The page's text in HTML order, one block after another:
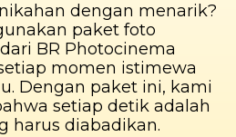
dengan menarik?
paket foto
BR Photocinema
momen istimewa
Dengan paket ini, kami
setiap detik adalah
harus diabadikan.